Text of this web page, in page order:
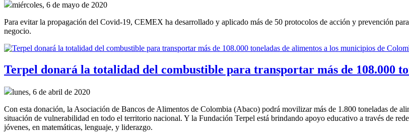
miércoles, 6 de mayo de 2020
Para evitar la propagación del Covid-19, CEMEX ha desarrollado y aplicado más de 50 protocolos de acción y prevención
negocio.
Terpel donará la totalidad del combustible para transportar más de 108.000
lunes, 6 de abril de 2020
Con esta donación, la Asociación de Bancos de Alimentos de Colombia (Abaco) podrá movilizar más de 1.800 toneladas de
situación de vulnerabilidad en todo el territorio nacional. Y la Fundación Terpel está brindando apoyo educativo a través de
jóvenes, en matemáticas, lenguaje, y liderazgo.